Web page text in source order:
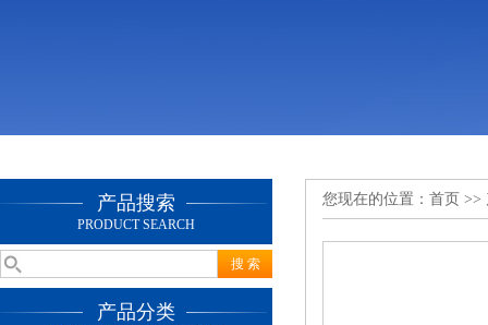
产品搜索
PRODUCT SEARCH
产品分类
您现在的位置： 首页 >>